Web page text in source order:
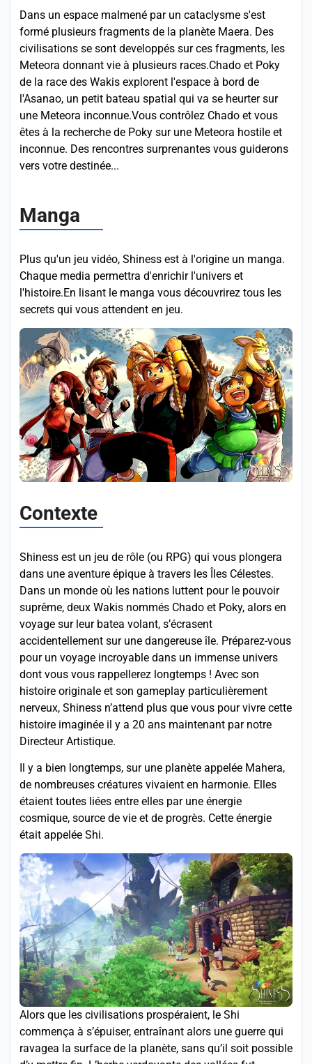
Dans un espace malmené par un cataclysme s'est
formé plusieurs fragments de la planète Maera. Des
civilisations se sont developpés sur ces fragments, les
Meteora donnant vie à plusieurs races.Chado et Poky
de la race des Wakis explorent l'espace à bord de
l'Asanao, un petit bateau spatial qui va se heurter sur
une Meteora inconnue.Vous contrôlez Chado et vous
êtes à la recherche de Poky sur une Meteora hostile et
inconnue. Des rencontres surprenantes vous guiderons
vers votre destinée...
Manga
Plus qu'un jeu vidéo, Shiness est à l'origine un manga.
Chaque media permettra d'enrichir l'univers et
l'histoire.En lisant le manga vous découvrirez tous les
secrets qui vous attendent en jeu.
Contexte
Shiness est un jeu de rôle (ou RPG) qui vous plongera
dans une aventure épique à travers les Îles Célestes.
Dans un monde où les nations luttent pour le pouvoir
suprême, deux Wakis nommés Chado et Poky, alors en
voyage sur leur batea volant, s’écrasent
accidentellement sur une dangereuse île. Préparez-vous
pour un voyage incroyable dans un immense univers
dont vous vous rappellerez longtemps ! Avec son
histoire originale et son gameplay particulièrement
nerveux, Shiness n’attend plus que vous pour vivre cette
histoire imaginée il y a 20 ans maintenant par notre
Directeur Artistique.
Il y a bien longtemps, sur une planète appelée Mahera,
de nombreuses créatures vivaient en harmonie. Elles
étaient toutes liées entre elles par une énergie
cosmique, source de vie et de progrès. Cette énergie
était appelée Shi.
Alors que les civilisations prospéraient, le Shi
commença à s’épuiser, entraînant alors une guerre qui
ravagea la surface de la planète, sans qu’il soit possible